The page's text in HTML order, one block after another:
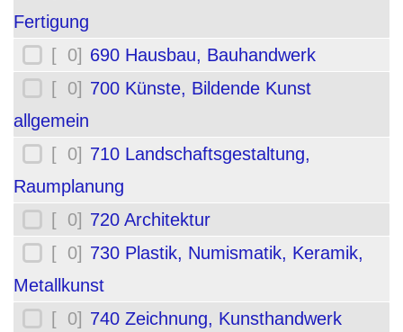
Fertigung
[ 0] 690 Hausbau, Bauhandwerk
[ 0] 700 Künste, Bildende Kunst
allgemein
[ 0] 710 Landschaftsgestaltung,
Raumplanung
[ 0] 720 Architektur
[ 0] 730 Plastik, Numismatik, Keramik,
Metallkunst
[ 0] 740 Zeichnung, Kunsthandwerk